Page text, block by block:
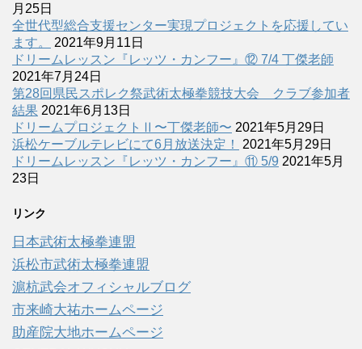
月25日
全世代型総合支援センター実現プロジェクトを応援してい
ます。
2021年9月11日
ドリームレッスン『レッツ・カンフー』⑫ 7/4 丁傑老師
2021年7月24日
第28回県民スポレク祭武術太極拳競技大会 クラブ参加者
結果 2021年6月13日
ドリームプロジェクトⅡ〜丁傑老師〜 2021年5月29日
浜松ケーブルテレビにて6月放送決定！
2021年5月29日
ドリームレッスン『レッツ・カンフー』⑪ 5/9 2021年5月
23日
リンク
日本武術太極拳連盟
浜松市武術太極拳連盟
滬杭武会オフィシャルブログ
市来崎大祐ホームページ
助産院大地ホームページ